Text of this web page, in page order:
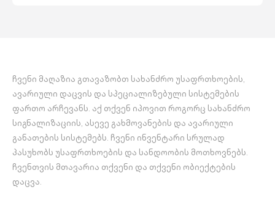
ჩვენი მაღაზია გთავაზობთ სახანძრო უსაფრთხოების,
ავარიული დაცვის და სპეციალიზებული სისტემების
ფართო არჩევანს. აქ თქვენ იპოვით როგორც სახანძრო
სიგნალიზაციის, ასევე გახმოვანების და ავარიული
განათების სისტემებს. ჩვენი ინვენტარი სრულად
პასუხობს უსაფრთხოების და სანდოობის მოთხოვნებს.
ჩვენთვის მთავარია თქვენი და თქვენი ობიექტების
დაცვა.